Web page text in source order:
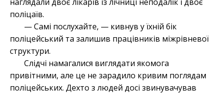
наглядали двоє лікарів із лічниці неподалік і двоє
поліцаїв.
— Самі послухайте, — кивнув у їхній бік
поліцейський та залишив працівників міжрівневої
структури.
Слідчі намагалися виглядати якомога
привітними, але це не зарадило кривим поглядам
поліцейських. Дехто з людей досі звинувачував